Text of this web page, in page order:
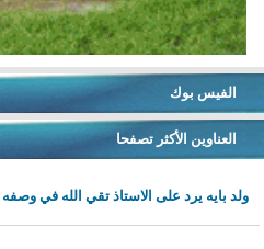
الفيس بوك
العناوين الأكثر تصفحا
ولد بايه يرد على الاستاذ تقي الله في